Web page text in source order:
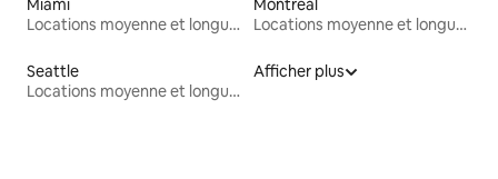
Miami
Locations moyenne et longue durée
Montréal
Locations moyenne et longue durée
Seattle
Locations moyenne et longue durée
Afficher plus